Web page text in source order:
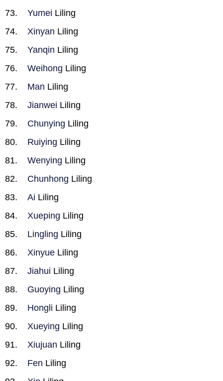
Yumei Liling
Xinyan Liling
Yanqin Liling
Weihong Liling
Man Liling
Jianwei Liling
Chunying Liling
Ruiying Liling
Wenying Liling
Chunhong Liling
Ai Liling
Xueping Liling
Lingling Liling
Xinyue Liling
Jiahui Liling
Guoying Liling
Hongli Liling
Xueying Liling
Xiujuan Liling
Fen Liling